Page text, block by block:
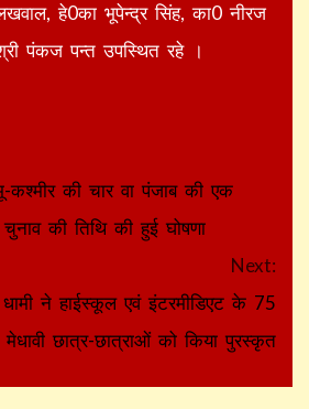
हे0का भूपेन्द्र सिंह, का0 नीरज
पंकज पन्त उपस्थित रहे ।
कश्मीर की चार वा पंजाब की एक
की तिथि की हुई घोषणा
Next:
ने हाईस्कूल एवं इंटरमीडिएट के 75
मेधावी छात्र-छात्राओं को किया पुरस्कृत